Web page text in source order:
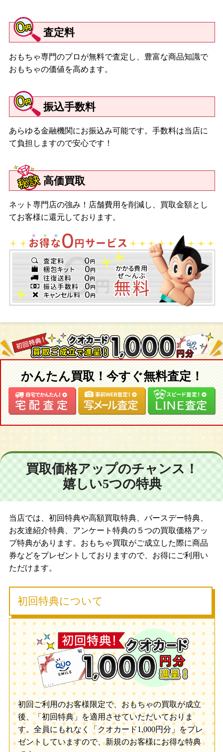
査定料
おもちゃ専門のプロが無料で査定し、豊富な商品知識で
おもちゃの価値を高めます。
振込手数料
あらゆる金融機関にお振込み可能です。手数料は当店に
て負担しますので安心です！
高価買取
ネット専門店の強み！店舗費用を削減し、買取金額とし
てお客様に還元しております。
かんたん買取！今すぐ無料査定！
買取価格アップのチャンス！
嬉しい5つの特典
当店では、初回特典や高額買取特典、バースデー特典、
お友達紹介特典、アンケート特典の５つの買取価格アッ
プ特典があります。おもちゃ買取がご成立した際に商品
券などをプレゼントしておりますので、お得にご利用い
ただけます。
初回特典について
初回ご利用のお客様限定で、おもちゃの買取が成立
後、「初回特典」を適用させていただいておりま
す。全員にもれなく「クオカード1,000円分」をプレ
ゼントしていますので、新規のお客様にお得な特典